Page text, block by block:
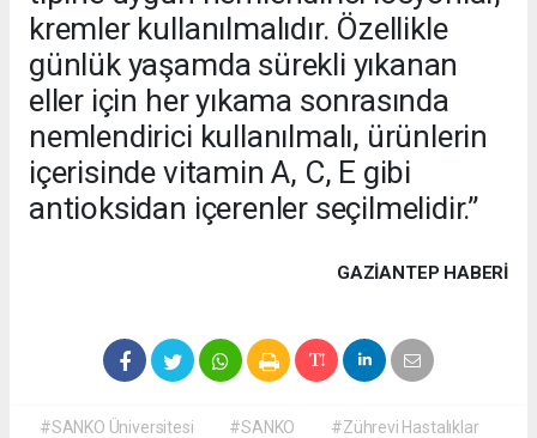
kremler kullanılmalıdır. Özellikle
günlük yaşamda sürekli yıkanan
eller için her yıkama sonrasında
nemlendirici kullanılmalı, ürünlerin
içerisinde vitamin A, C, E gibi
antioksidan içerenler seçilmelidir.”
GAZIANTEP HABERİ
#SANKO Üniversitesi #SANKO
#Zührevi Hastalıklar